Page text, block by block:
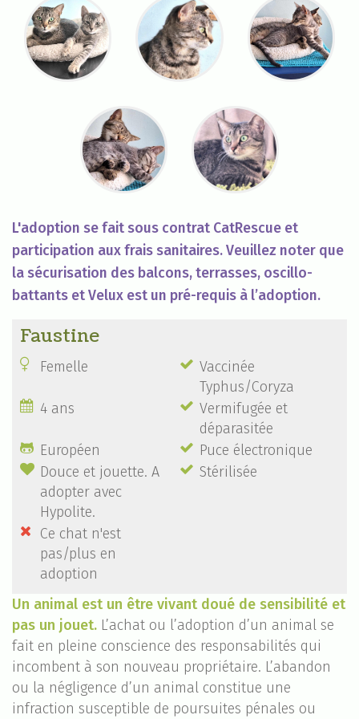
L'adoption se fait sous contrat CatRescue et
participation aux frais sanitaires. Veuillez noter que
la sécurisation des balcons, terrasses, oscillo-
battants et Velux est un pré-requis à l’adoption.
Faustine
 Femelle  Vaccinée
Typhus/Coryza
 4 ans  Vermifugée et
déparasitée
 Européen  Puce électronique
 Douce et jouette. A
adopter avec
Hypolite.
 Stérilisée

Ce chat n'est
pas/plus en
adoption
Un animal est un être vivant doué de sensibilité et
pas un jouet. L’achat ou l’adoption d’un animal se
fait en pleine conscience des responsabilités qui
incombent à son nouveau propriétaire. L’abandon
ou la négligence d’un animal constitue une
infraction susceptible de poursuites pénales ou